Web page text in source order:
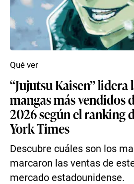
“Jujutsu Kaisen” lidera
mangas más vendidos
2026 según el ranking
York Times
Descubre cuáles son los
marcaron las ventas de
mercado estadounidense.
Qué ver